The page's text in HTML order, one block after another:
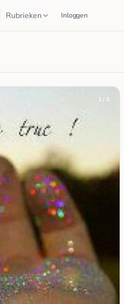
Rubrieken Inloggen
1 / 3